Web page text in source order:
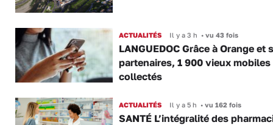
ACTUALITÉS Il y a 3 h •vu 43 fois
LANGUEDOC Grâce à Orange et
partenaires, 1 900 vieux mobiles
collectés
ACTUALITÉS Il y a 5 h •vu 162 fois
SANTÉ L’intégralité des